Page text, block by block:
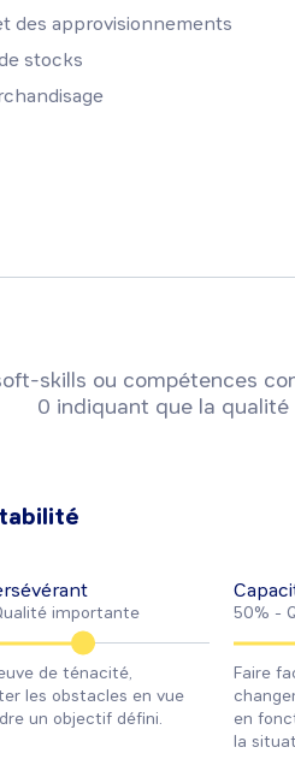
des approvisionnements
stocks
skills ou compétences
0 indiquant que la qualité
importante
de ténacité,
les obstacles en vue
un objectif défini.
50% -
Faire
en
la